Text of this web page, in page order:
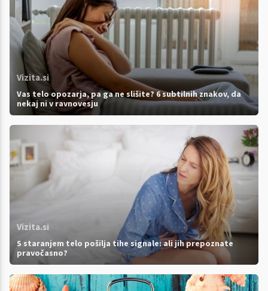
Vizita.si
Vas telo opozarja, pa ga ne slišite? 6 subtilnih znakov, da
nekaj ni v ravnovesju
Vizita.si
S staranjem telo pošilja tihe signale: ali jih prepoznate
pravočasno?